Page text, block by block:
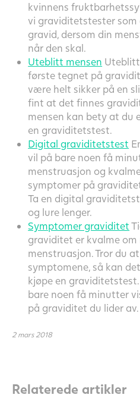
kvinnens
vi graviditetstester
gravid, dersom din
når den skal.
Uteblitt mensen
første tegnet på
være helt sikker på en
fint at det finnes
mensen kan bety at du
en graviditetstest.
Digital graviditetstest
vil på bare noen få
menstruasjon og
symptomer på
Ta en digital
og lure lenger.
Symptomer graviditet
graviditet er kvalme
menstruasjon. Tror du
symptomene, så kan
kjøpe en
bare noen få minutter
på graviditet du lider av.
2 mars 2018
Relaterede artikler